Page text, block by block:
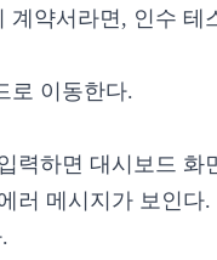
계약서라면, 인수 테
로 이동한다.
력하면 대시보드 화
러 메시지가 보인다.